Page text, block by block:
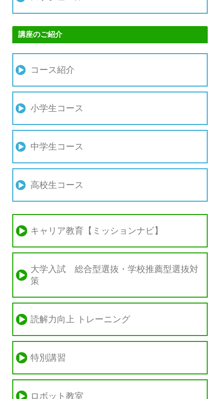
講座のご紹介
コース紹介
小学生コース
中学生コース
高校生コース
キャリア教育【ミッションナビ】
大学入試 総合型選抜・学校推薦型選抜対
策
読解力向上 トレーニング
特別講習
ロボット教室